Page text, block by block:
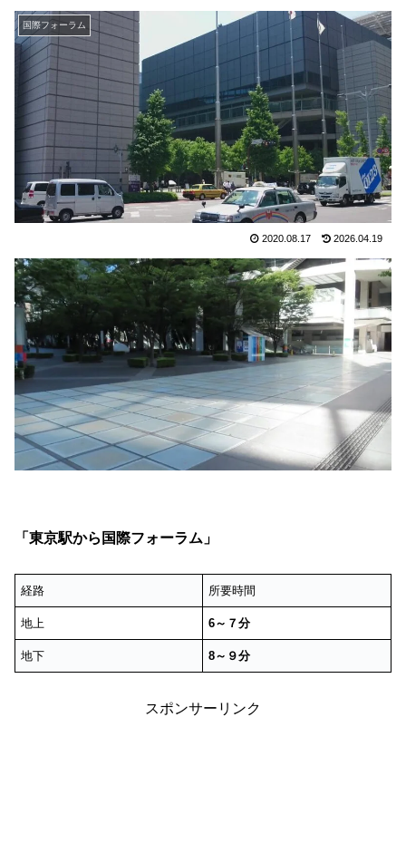
国際フォーラム
2020.08.17 2026.04.19
「東京駅から国際フォーラム」
経路 所要時間
地上 6～７分
地下 8～９分
スポンサーリンク